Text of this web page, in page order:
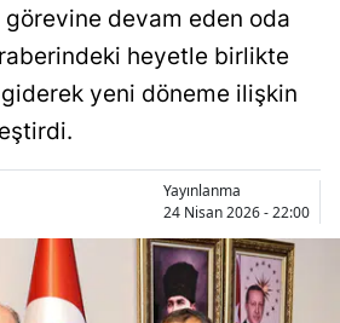
Bingöl
Bitlis
Bursa
Çanakkale
Çankırı
görevine devam eden oda
heyetle birlikte
yeni döneme ilişkin
Yayınlanma
24 Nisan 2026 - 22:00